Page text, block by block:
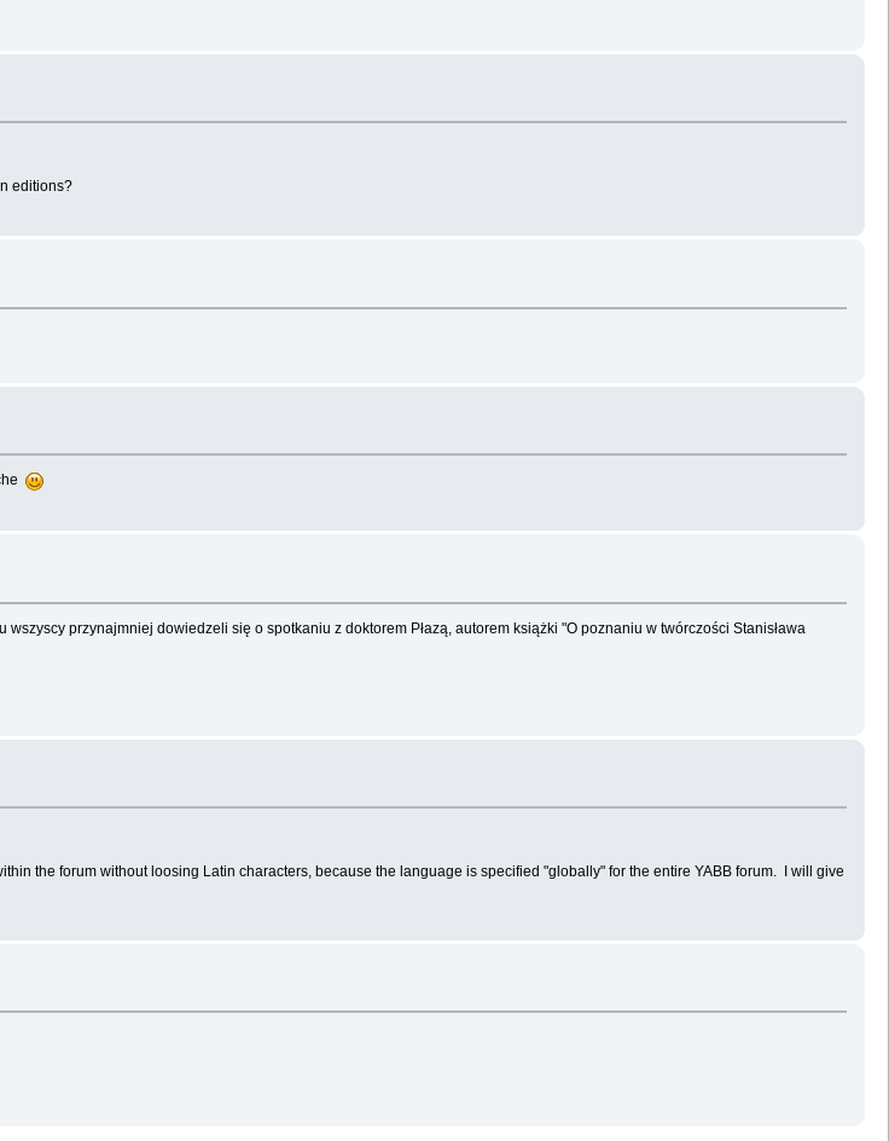
editions?
przynajmniej dowiedzeli się o spotkaniu z doktorem Płazą, autorem książki "O poznaniu w twórczości Stanisława
the forum without loosing Latin characters, because the language is specified "globally" for the entire YABB forum. I will give